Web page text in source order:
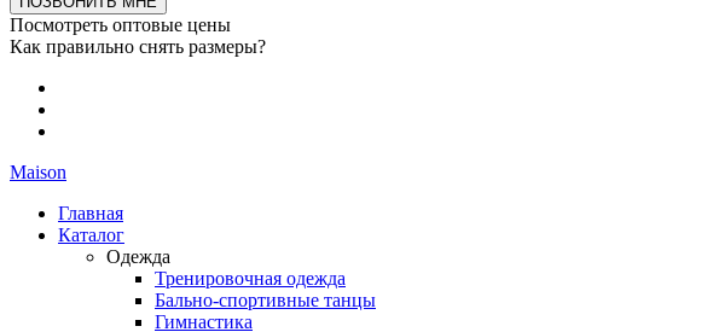
Посмотреть оптовые цены
Как правильно снять размеры?
Maison
Главная
Каталог
Одежда
Тренировочная одежда
Бально-спортивные танцы
Гимнастика